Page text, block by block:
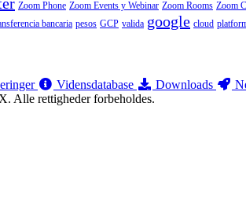
Zoom Phone Zoom Events y Webinar Zoom Rooms Zoom
bancaria pesos GCP valida google cloud
Vidensdatabase Downloads
Alle rettigheder forbeholdes.